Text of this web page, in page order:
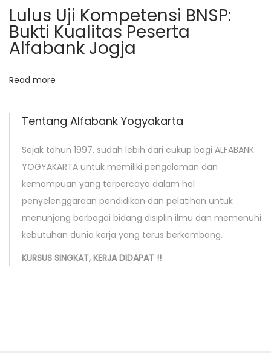
a
n
g
u
n
Lulus Uji Kompetensi BNSP:
Bukti Kualitas Peserta
Alfabank Jogja
Read more
Tentang Alfabank Yogyakarta
Sejak tahun 1997, sudah lebih dari cukup bagi ALFABANK
YOGYAKARTA untuk memiliki pengalaman dan
kemampuan yang terpercaya dalam hal
penyelenggaraan pendidikan dan pelatihan untuk
menunjang berbagai bidang disiplin ilmu dan memenuhi
kebutuhan dunia kerja yang terus berkembang.
KURSUS SINGKAT, KERJA DIDAPAT !!